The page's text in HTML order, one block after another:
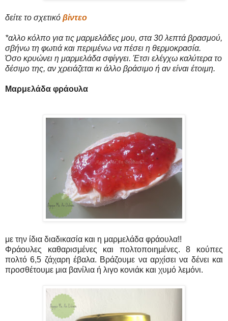
δείτε το σχετικό βίντεο
*αλλο κόλπο για τις μαρμελάδες μου, στα 30 λεπτά βρασμού,
σβήνω τη φωτιά και περιμένω να πέσει η θερμοκρασία.
Όσο κρυώνει η μαρμελάδα σφίγγει. Έτσι ελέγχω καλύτερα το
δέσιμο της, αν χρειάζεται κι άλλο βράσιμο ή αν είναι έτοιμη.
Μαρμελάδα φράουλα
με την ίδια διαδικασία και η μαρμελάδα φράουλα!!
Φράουλες καθαρισμένες και πολτοποιημένες. 8 κούπες
πολτό 6,5 ζάχαρη έβαλα. Βράζουμε να αρχίσει να δένει και
προσθέτουμε μια βανίλια ή λιγο κονιάκ και χυμό λεμόνι.